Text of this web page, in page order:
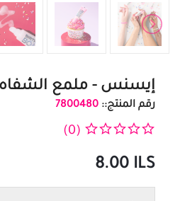
إيسنس - ملمع الشفاه
رقم المنتج:: 7800480
(0)
8.00 ILS